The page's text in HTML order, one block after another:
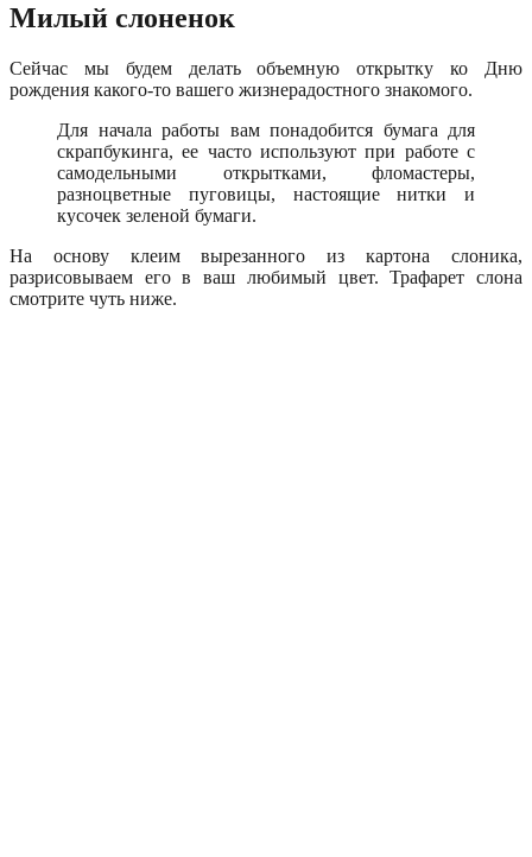
Милый слоненок
Сейчас мы будем делать объемную открытку ко Дню
рождения какого-то вашего жизнерадостного знакомого.
Для начала работы вам понадобится бумага для
скрапбукинга, ее часто используют при работе с
самодельными открытками, фломастеры,
разноцветные пуговицы, настоящие нитки и
кусочек зеленой бумаги.
На основу клеим вырезанного из картона слоника,
разрисовываем его в ваш любимый цвет. Трафарет слона
смотрите чуть ниже.